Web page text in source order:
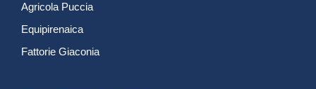
Agricola Puccia
Equipirenaica
Fattorie Giaconia